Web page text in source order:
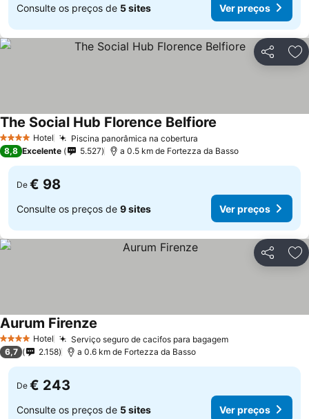
Consulte os preços de 5 sites Ver preços
Partilhar
4 EstrelasHotel Piscina panorâmica na cobertura
The Social Hub Florence Belfiore
8,8 Excelente 5.527 a 0.5 km de Fortezza da Basso
De € 98
Consulte os preços de 9 sites Ver preços
Partilhar
4 EstrelasHotel Serviço seguro de cacifos para bagagemVer preços
Aurum Firenze
6,7 2.158 a 0.6 km de Fortezza da Basso
De € 243
Consulte os preços de 5 sites Ver preços